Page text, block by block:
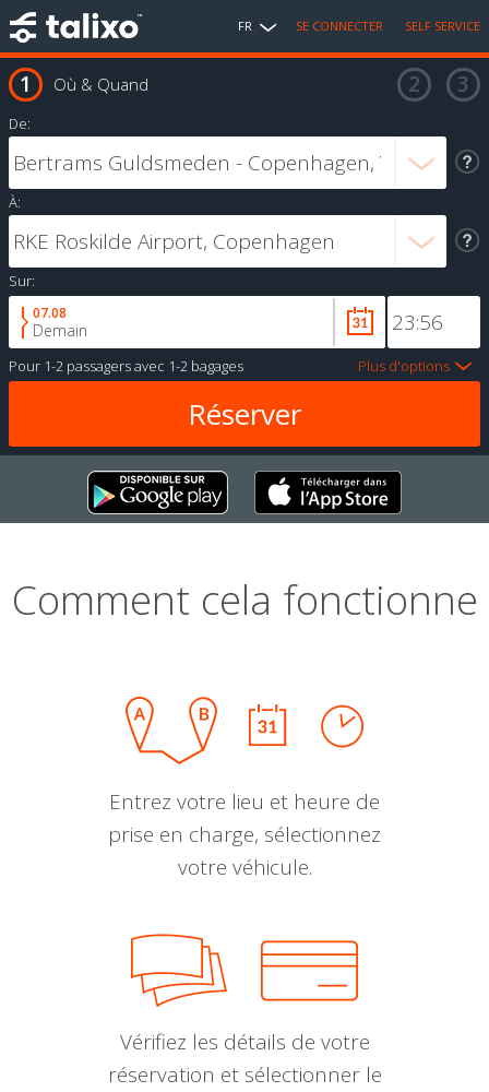
FR SE CONNECTER SELF SERVICE
Où & Quand
De:
À:
Sur:
07.08
Demain
Pour 1-2 passagersavec 1-2 bagages Plus d'options
Comment cela fonctionne
Entrez votre lieu et heure de
prise en charge, sélectionnez
votre véhicule.
Vérifiez les détails de votre
réservation et sélectionner le